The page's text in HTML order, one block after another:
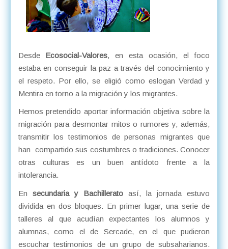
Desde Ecosocial-Valores, en esta ocasión, el foco
estaba en conseguir la paz a través del conocimiento y
el respeto. Por ello, se eligió como eslogan Verdad y
Mentira en torno a la migración y los migrantes.
Hemos pretendido aportar información objetiva sobre la
migración para desmontar mitos o rumores y, además,
transmitir los testimonios de personas migrantes que
han compartido sus costumbres o tradiciones. Conocer
otras culturas es un buen antídoto frente a la
intolerancia.
En secundaria y Bachilleratoasí, la jornada estuvo
dividida en dos bloques. En primer lugar, una serie de
talleres al que acudían expectantes los alumnos y
alumnas, como el de Sercade, en el que pudieron
escuchar testimonios de un grupo de subsaharianos.